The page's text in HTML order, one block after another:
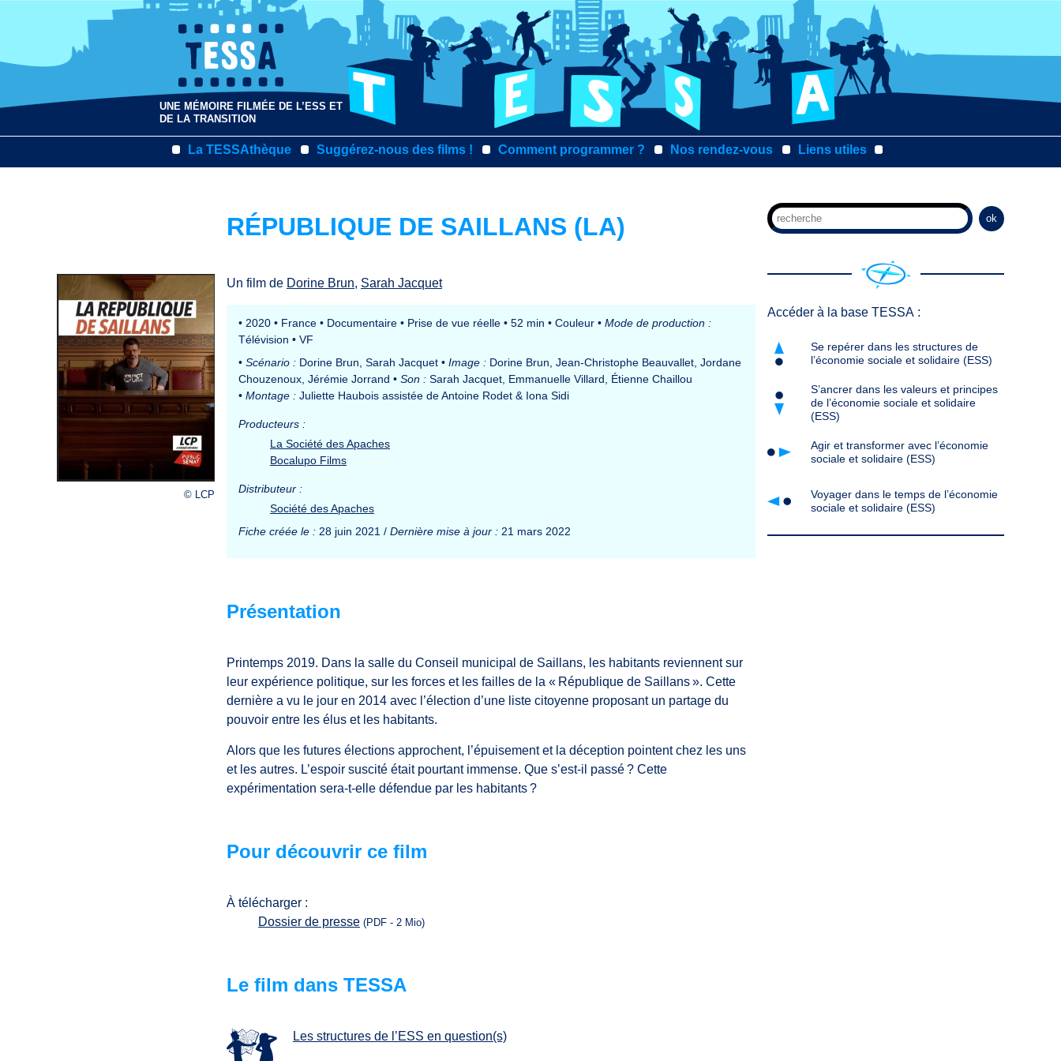
UNE MÉMOIRE FILMÉE DE L’ESS ET
DE LA TRANSITION
La TESSAthèque Suggérez-nous des films ! Comment programmer ? Nos rendez-vous Liens utiles
© LCP
RÉPUBLIQUE DE SAILLANS (LA)
Un film de Dorine Brun, Sarah Jacquet
• 2020 • France • Documentaire • Prise de vue réelle • 52 min • Couleur • Mode de production :
Télévision • VF
• Scénario : Dorine Brun, Sarah Jacquet • Image : Dorine Brun, Jean-Christophe Beauvallet, Jordane
Chouzenoux, Jérémie Jorrand • Son : Sarah Jacquet, Emmanuelle Villard, Étienne Chaillou
• Montage : Juliette Haubois assistée de Antoine Rodet & Iona Sidi
Producteurs :
La Société des Apaches
Bocalupo Films
Distributeur :
Société des Apaches
Fiche créée le : 28 juin 2021 / Dernière mise à jour : 21 mars 2022
Présentation
Printemps 2019. Dans la salle du Conseil municipal de Saillans, les habitants reviennent sur
leur expérience politique, sur les forces et les failles de la « République de Saillans ». Cette
dernière a vu le jour en 2014 avec l’élection d’une liste citoyenne proposant un partage du
pouvoir entre les élus et les habitants.
Alors que les futures élections approchent, l’épuisement et la déception pointent chez les uns
et les autres. L’espoir suscité était pourtant immense. Que s’est-il passé ? Cette
expérimentation sera-t-elle défendue par les habitants ?
Pour découvrir ce film
À télécharger :
Dossier de presse (PDF - 2 Mio)
Le film dans TESSA
Les structures de l’ESS en question(s)
ok
Accéder à la base TESSA :
Se repérer dans les structures de
l’économie sociale et solidaire (ESS)
S’ancrer dans les valeurs et principes
de l’économie sociale et solidaire
(ESS)
Agir et transformer avec l’économie
sociale et solidaire (ESS)
Voyager dans le temps de l’économie
sociale et solidaire (ESS)